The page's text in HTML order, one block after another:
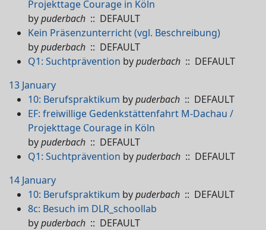
Projekttage Courage in Köln
bypuderbach :: DEFAULT
Kein Präsenzunterricht (vgl. Beschreibung)
bypuderbach :: DEFAULT
Q1: Suchtprävention bypuderbach :: DEFAULT
13 January
10: Berufspraktikum bypuderbach :: DEFAULT
EF: freiwillige Gedenkstättenfahrt M-Dachau /
Projekttage Courage in Köln
bypuderbach :: DEFAULT
Q1: Suchtprävention bypuderbach :: DEFAULT
14 January
10: Berufspraktikum bypuderbach :: DEFAULT
8c: Besuch im DLR_schoollab
bypuderbach :: DEFAULT